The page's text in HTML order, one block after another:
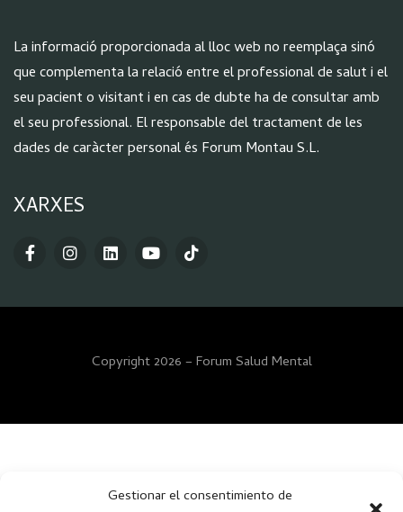
Gestionar el consentimiento de
La informació proporcionada al lloc web no reemplaça sinó
que complementa la relació entre el professional de salut i el
seu pacient o visitant i en cas de dubte ha de consultar amb
el seu professional. El responsable del tractament de les
dades de caràcter personal és Forum Montau S.L.
XARXES
Copyright 2026 – Forum Salud Mental